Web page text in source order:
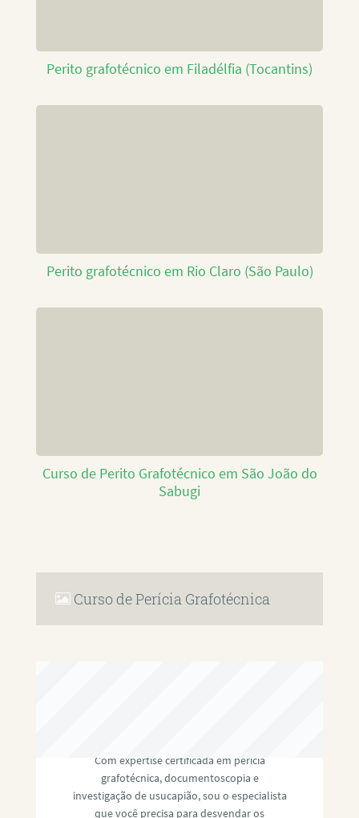
Perito grafotécnico em Filadélfia (Tocantins)
Perito grafotécnico em Rio Claro (São Paulo)
Curso de Perito Grafotécnico em São João do
Sabugi
Curso de Perícia Grafotécnica
Com expertise certificada em perícia
grafotécnica, documentoscopia e
investigação de usucapião, sou o especialista
que você precisa para desvendar os